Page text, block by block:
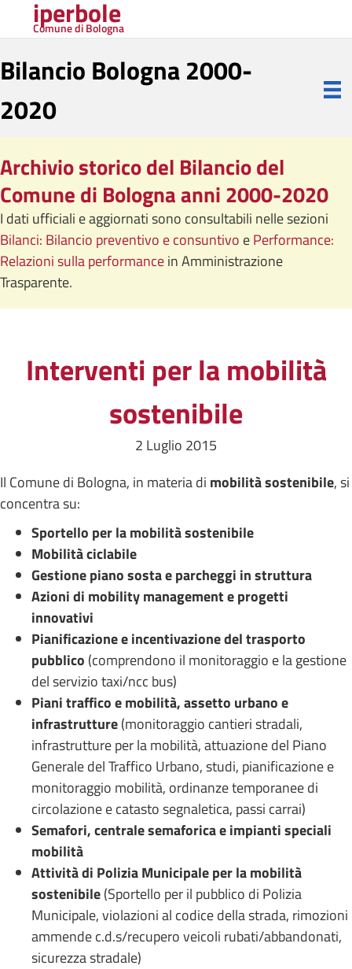
iperbole
Comune di Bologna
Bilancio Bologna 2000-
2020
Archivio storico del Bilancio del
Comune di Bologna anni 2000-2020
I dati ufficiali e aggiornati sono consultabili nelle sezioni
Bilanci: Bilancio preventivo e consuntivo ePerformance:
Relazioni sulla performancein Amministrazione
Trasparente.
Interventi per la mobilità
sostenibile
2 Luglio 2015
Il Comune di Bologna, in materia di mobilità sostenibile, si
concentra su:
Sportello per la mobilità sostenibile
Mobilità ciclabile
Gestione piano sosta e parcheggi in struttura
Azioni di mobility management e progetti
innovativi
Pianificazione e incentivazione del trasporto
pubblico (comprendono il monitoraggio e la gestione
del servizio taxi/ncc bus)
Piani traffico e mobilità, assetto urbano e
infrastrutture(monitoraggio cantieri stradali,
infrastrutture per la mobilità, attuazione del Piano
Generale del Traffico Urbano, studi, pianificazione e
monitoraggio mobilità, ordinanze temporanee di
circolazione e catasto segnaletica, passi carrai)
Semafori, centrale semaforica e impianti speciali
mobilità
Attività di Polizia Municipale per la mobilità
sostenibile(Sportello per il pubblico di Polizia
Municipale, violazioni al codice della strada, rimozioni
ammende c.d.s/recupero veicoli rubati/abbandonati,
sicurezza stradale)